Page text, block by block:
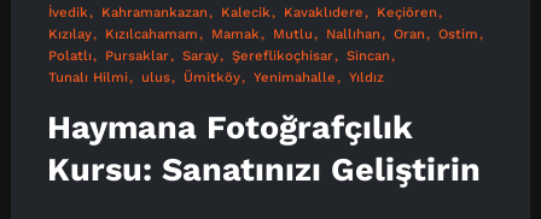
İvedik
Kahramankazan Kalecik Kavaklıdere
Keçiören
Kızılay
Kızılcahamam Mamak Mutlu Nallıhan Oran
Ostim
Polatlı
Pursaklar Saray Şereflikoçhisar
Sincan
Tunalı Hilmi
ulus Ümitköy Yenimahalle Yıldız
Haymana Fotoğrafçılık
Kursu: Sanatınızı Geliştirin